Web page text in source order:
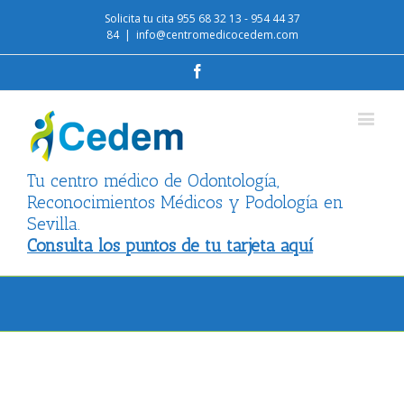
Solicita tu cita 955 68 32 13 - 954 44 37
84 | info@centromedicocedem.com
Tu centro médico de Odontología,
Reconocimientos Médicos y Podología en
Sevilla.
Consulta los puntos de tu tarjeta aquí